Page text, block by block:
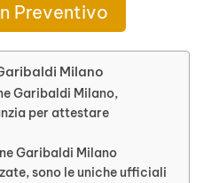
Preventivo
Milano
Garibaldi Milano,
per attestare
Garibaldi Milano
sono le uniche ufficiali